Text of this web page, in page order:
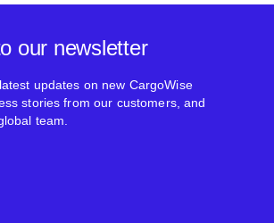
our newsletter
updates on new CargoWise
stories from our customers, and
team.